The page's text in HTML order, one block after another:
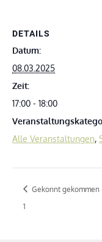
DETAILS
Datum:
08.03.2025
Zeit:
17:00 - 18:00
Alle Veranstaltungen,
Gekonnt gekommen
1